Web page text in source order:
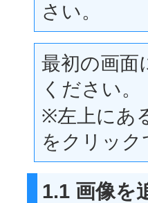
さい。
最初の画面
ください。
※左上にあ
をクリッ
1.1 画像を